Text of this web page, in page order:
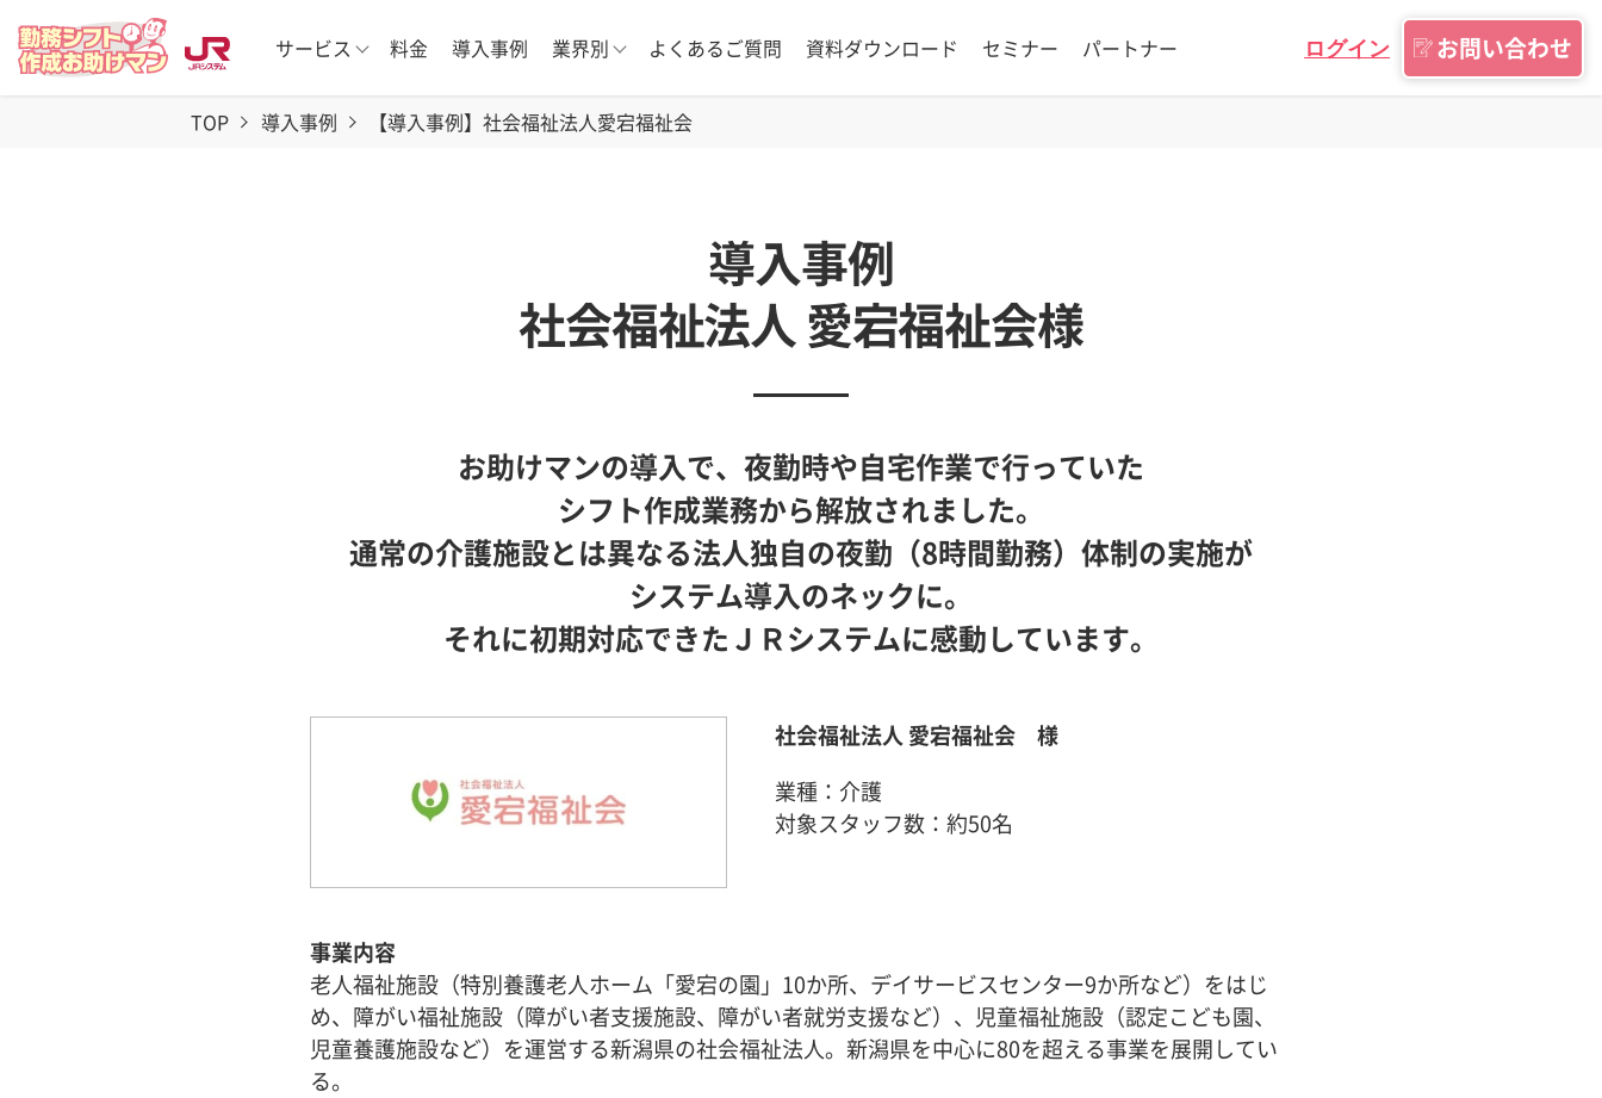
サービス 料金 導入事例 業界別 よくあるご質問 資料ダウンロード セミナー パートナー ログイン お問い合わせ
TOP 導入事例 【導入事例】社会福祉法人愛宕福祉会
導入事例
社会福祉法人 愛宕福祉会様
お助けマンの導入で、夜勤時や自宅作業で行っていた
シフト作成業務から解放されました。
通常の介護施設とは異なる法人独自の夜勤（8時間勤務）体制の実施が
システム導入のネックに。
それに初期対応できたＪＲシステムに感動しています。
社会福祉法人 愛宕福祉会 様
業種：介護
対象スタッフ数：約50名
事業内容
老人福祉施設（特別養護老人ホーム「愛宕の園」10か所、デイサービスセンター9か所など）をはじ
め、障がい福祉施設（障がい者支援施設、障がい者就労支援など）、児童福祉施設（認定こども園、
児童養護施設など）を運営する新潟県の社会福祉法人。新潟県を中心に80を超える事業を展開してい
る。